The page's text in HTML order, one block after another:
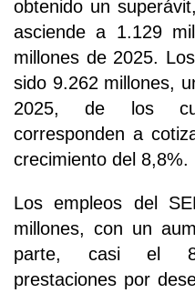
obtenido un
asciende a 1.129
millones de 2025.
sido 9.262 millones,
2025, de los
corresponden a
crecimiento del 8,8%.
Los empleos del
millones, con un
parte, casi el
prestaciones por